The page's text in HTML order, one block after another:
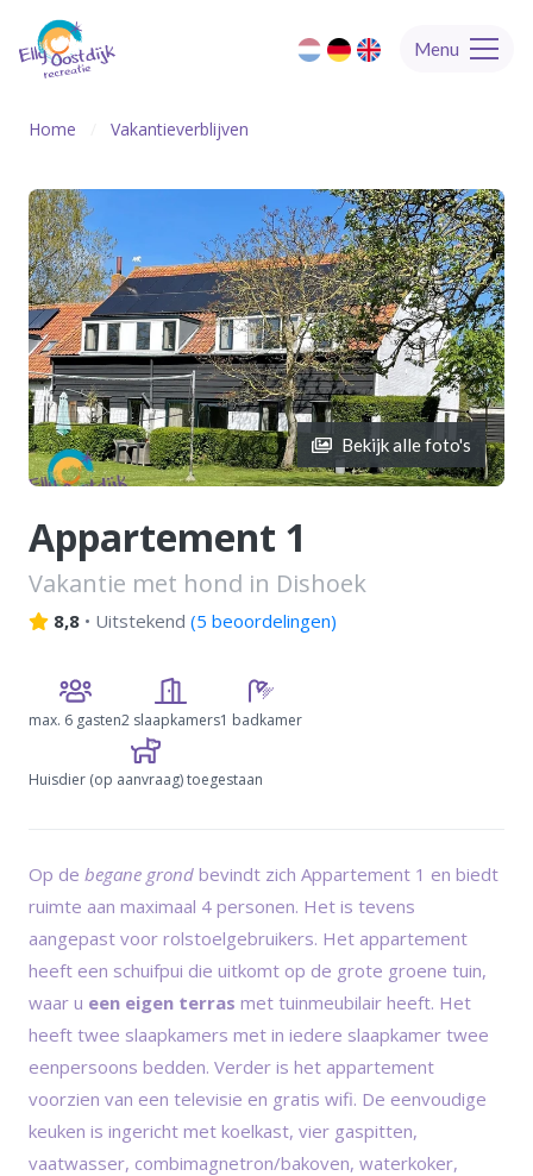
Menu
Home Vakantieverblijven
Bekijk alle foto's
Appartement 1
Vakantie met hond in Dishoek
8,8 • Uitstekend (5 beoordelingen)
max. 6 gasten2 slaapkamers1 badkamer
Huisdier (op aanvraag) toegestaan
Op de begane grond bevindt zich Appartement 1 en biedt
ruimte aan maximaal 4 personen. Het is tevens
aangepast voor rolstoelgebruikers. Het appartement
heeft een schuifpui die uitkomt op de grote groene tuin,
waar u een eigen terras met tuinmeubilair heeft. Het
heeft twee slaapkamers met in iedere slaapkamer twee
eenpersoons bedden. Verder is het appartement
voorzien van een televisie en gratis wifi. De eenvoudige
keuken is ingericht met koelkast, vier gaspitten,
vaatwasser, combimagnetron/bakoven, waterkoker,